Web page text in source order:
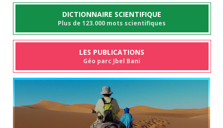
DICTIONNAIRE SCIENTIFIQUE
Plus de 123.000 mots scientifiques
LES PUBLICATIONS
Géo parc Jbel Bani